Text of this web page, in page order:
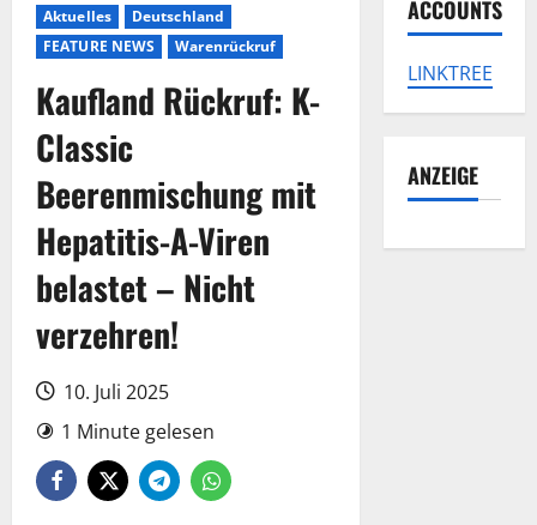
Aktuelles
Deutschland
FEATURE NEWS
Warenrückruf
Kaufland Rückruf: K-
Classic
Beerenmischung mit
Hepatitis-A-Viren
belastet – Nicht
verzehren!
10. Juli 2025
1 Minute gelesen
ACCOUNTS
LINKTREE
ANZEIGE